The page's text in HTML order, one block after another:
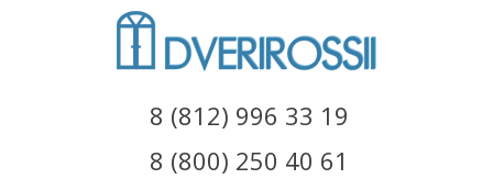
8 (812) 996 33 19
8 (800) 250 40 61